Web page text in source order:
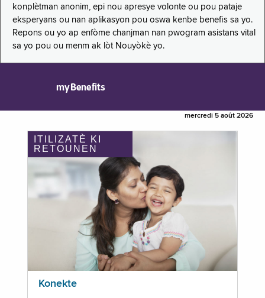
konplètman anonim, epi nou apresye volonte ou pou pataje
eksperyans ou nan aplikasyon pou oswa kenbe benefis sa yo.
Repons ou yo ap enfòme chanjman nan pwogram asistans vital
sa yo pou ou menm ak lòt Nouyòkè yo.
myBenefits
mercredi 5 août 2026
ITILIZATÈ KI
RETOUNEN
Konekte